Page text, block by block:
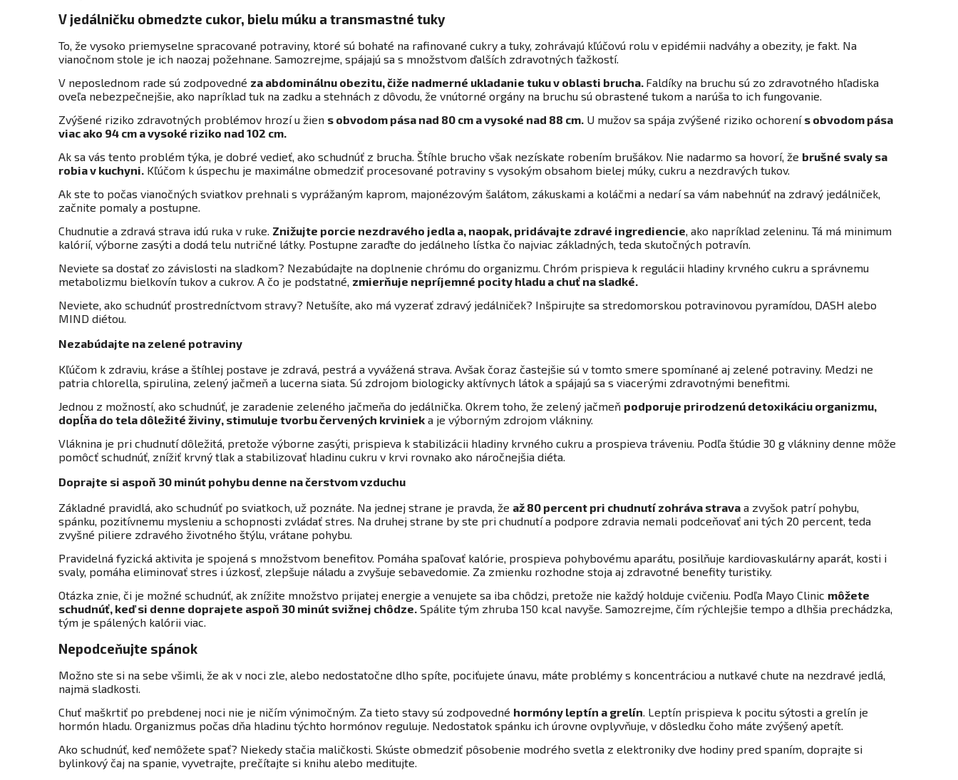
V jedálničku obmedzte cukor, bielu múku a transmastné tuky
To, že vysoko priemyselne spracované potraviny, ktoré sú bohaté na rafinované cukry a tuky, zohrávajú kľúčovú rolu v epidémii nadváhy a obezity, je fakt. Na
vianočnom stole je ich naozaj požehnane. Samozrejme, spájajú sa s množstvom ďalších zdravotných ťažkostí.
V neposlednom rade sú zodpovedné za abdominálnu obezitu, čiže nadmerné ukladanie tuku v oblasti brucha. Faldíky na bruchu sú zo zdravotného hľadiska
oveľa nebezpečnejšie, ako napríklad tuk na zadku a stehnách z dôvodu, že vnútorné orgány na bruchu sú obrastené tukom a narúša to ich fungovanie.
Zvýšené riziko zdravotných problémov hrozí u žien s obvodom pása nad 80 cm a vysoké nad 88 cm. U mužov sa spája zvýšené riziko ochorení s obvodom pása
viac ako 94 cm a vysoké riziko nad 102 cm.
Ak sa vás tento problém týka, je dobré vedieť, ako schudnúť z brucha. Štíhle brucho však nezískate robením brušákov. Nie nadarmo sa hovorí, že brušné svaly sa
robia v kuchyni. Kľúčom k úspechu je maximálne obmedziť procesované potraviny s vysokým obsahom bielej múky, cukru a nezdravých tukov.
Ak ste to počas vianočných sviatkov prehnali s vyprážaným kaprom, majonézovým šalátom, zákuskami a koláčmi a nedarí sa vám nabehnúť na zdravý jedálniček,
začnite pomaly a postupne.
Chudnutie a zdravá strava idú ruka v ruke. Znižujte porcie nezdravého jedla a, naopak, pridávajte zdravé ingrediencie, ako napríklad zeleninu. Tá má minimum
kalórií, výborne zasýti a dodá telu nutričné látky. Postupne zaraďte do jedálneho lístka čo najviac základných, teda skutočných potravín.
Neviete sa dostať zo závislosti na sladkom? Nezabúdajte na doplnenie chrómu do organizmu. Chróm prispieva k regulácii hladiny krvného cukru a správnemu
metabolizmu bielkovín tukov a cukrov. A čo je podstatné, zmierňuje nepríjemné pocity hladu a chuť na sladké.
Neviete, ako schudnúť prostredníctvom stravy? Netušíte, ako má vyzerať zdravý jedálniček? Inšpirujte sa stredomorskou potravinovou pyramídou, DASH alebo
MIND diétou.
Nezabúdajte na zelené potraviny
Kľúčom k zdraviu, kráse a štíhlej postave je zdravá, pestrá a vyvážená strava. Avšak čoraz častejšie sú v tomto smere spomínané aj zelené potraviny. Medzi ne
patria chlorella, spirulina, zelený jačmeň a lucerna siata. Sú zdrojom biologicky aktívnych látok a spájajú sa s viacerými zdravotnými benefitmi.
Jednou z možností, ako schudnúť, je zaradenie zeleného jačmeňa do jedálnička. Okrem toho, že zelený jačmeň podporuje prirodzenú detoxikáciu organizmu,
dopĺňa do tela dôležité živiny, stimuluje tvorbu červených krviniek a je výborným zdrojom vlákniny.
Vláknina je pri chudnutí dôležitá, pretože výborne zasýti, prispieva k stabilizácii hladiny krvného cukru a prospieva tráveniu. Podľa štúdie 30 g vlákniny denne môže
pomôcť schudnúť, znížiť krvný tlak a stabilizovať hladinu cukru v krvi rovnako ako náročnejšia diéta.
Doprajte si aspoň 30 minút pohybu denne na čerstvom vzduchu
Základné pravidlá, ako schudnúť po sviatkoch, už poznáte. Na jednej strane je pravda, že až 80 percent pri chudnutí zohráva strava a zvyšok patrí pohybu,
spánku, pozitívnemu mysleniu a schopnosti zvládať stres. Na druhej strane by ste pri chudnutí a podpore zdravia nemali podceňovať ani tých 20 percent, teda
zvyšné piliere zdravého životného štýlu, vrátane pohybu.
Pravidelná fyzická aktivita je spojená s množstvom benefitov. Pomáha spaľovať kalórie, prospieva pohybovému aparátu, posilňuje kardiovaskulárny aparát, kosti i
svaly, pomáha eliminovať stres i úzkosť, zlepšuje náladu a zvyšuje sebavedomie. Za zmienku rozhodne stoja aj zdravotné benefity turistiky.
Otázka znie, či je možné schudnúť, ak znížite množstvo prijatej energie a venujete sa iba chôdzi, pretože nie každý holduje cvičeniu. Podľa Mayo Clinic môžete
schudnúť, keď si denne doprajete aspoň 30 minút svižnej chôdze. Spálite tým zhruba 150 kcal navyše. Samozrejme, čím rýchlejšie tempo a dlhšia prechádzka,
tým je spálených kalórii viac.
Nepodceňujte spánok
Možno ste si na sebe všimli, že ak v noci zle, alebo nedostatočne dlho spíte, pociťujete únavu, máte problémy s koncentráciou a nutkavé chute na nezdravé jedlá,
najmä sladkosti.
Chuť maškrtiť po prebdenej noci nie je ničím výnimočným. Za tieto stavy sú zodpovedné hormóny leptín a grelín. Leptín prispieva k pocitu sýtosti a grelín je
hormón hladu. Organizmus počas dňa hladinu týchto hormónov reguluje. Nedostatok spánku ich úrovne ovplyvňuje, v dôsledku čoho máte zvýšený apetít.
Ako schudnúť, keď nemôžete spať? Niekedy stačia maličkosti. Skúste obmedziť pôsobenie modrého svetla z elektroniky dve hodiny pred spaním, doprajte si
bylinkový čaj na spanie, vyvetrajte, prečítajte si knihu alebo meditujte.